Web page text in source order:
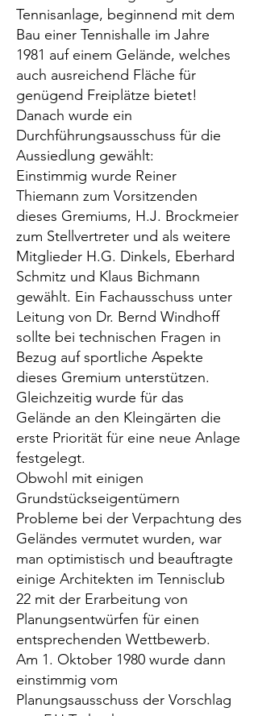
Tennisanlage, beginnend mit dem
Bau einer Tennishalle im Jahre
1981 auf einem Gelände, welches
auch ausreichend Fläche für
genügend Freiplätze bietet!
Danach wurde ein
Durchführungsausschuss für die
Aussiedlung gewählt:
Einstimmig wurde Reiner
Thiemann zum Vorsitzenden
dieses Gremiums, H.J. Brockmeier
zum Stellvertreter und als weitere
Mitglieder H.G. Dinkels, Eberhard
Schmitz und Klaus Bichmann
gewählt. Ein Fachausschuss unter
Leitung von Dr. Bernd Windhoff
sollte bei technischen Fragen in
Bezug auf sportliche Aspekte
dieses Gremium unterstützen.
Gleichzeitig wurde für das
Gelände an den Kleingärten die
erste Priorität für eine neue Anlage
festgelegt.
Obwohl mit einigen
Grundstückseigentümern
Probleme bei der Verpachtung des
Geländes vermutet wurden, war
man optimistisch und beauftragte
einige Architekten im Tennisclub
22 mit der Erarbeitung von
Planungsentwürfen für einen
entsprechenden Wettbewerb.
Am 1. Oktober 1980 wurde dann
einstimmig vom
Planungsausschuss der Vorschlag